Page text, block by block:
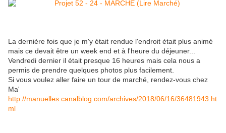
La dernière fois que je m'y était rendue l'endroit était plus animé
mais ce devait être un week end et à l'heure du déjeuner...
Vendredi dernier il était presque 16 heures mais cela nous a
permis de prendre quelques photos plus facilement.
Si vous voulez aller faire un tour de marché, rendez-vous chez
Ma'
http://manuelles.canalblog.com/archives/2018/06/16/36481943.ht
ml